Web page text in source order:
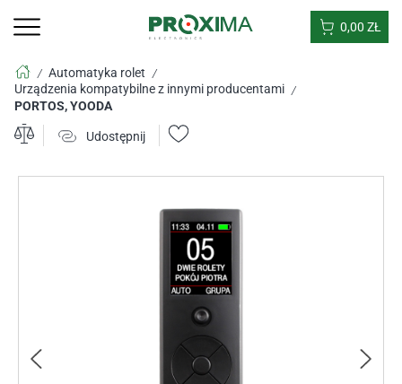
0,00 ZŁ
/ Automatyka rolet /
Urządzenia kompatybilne z innymi producentami /
PORTOS, YOODA
Udostępnij